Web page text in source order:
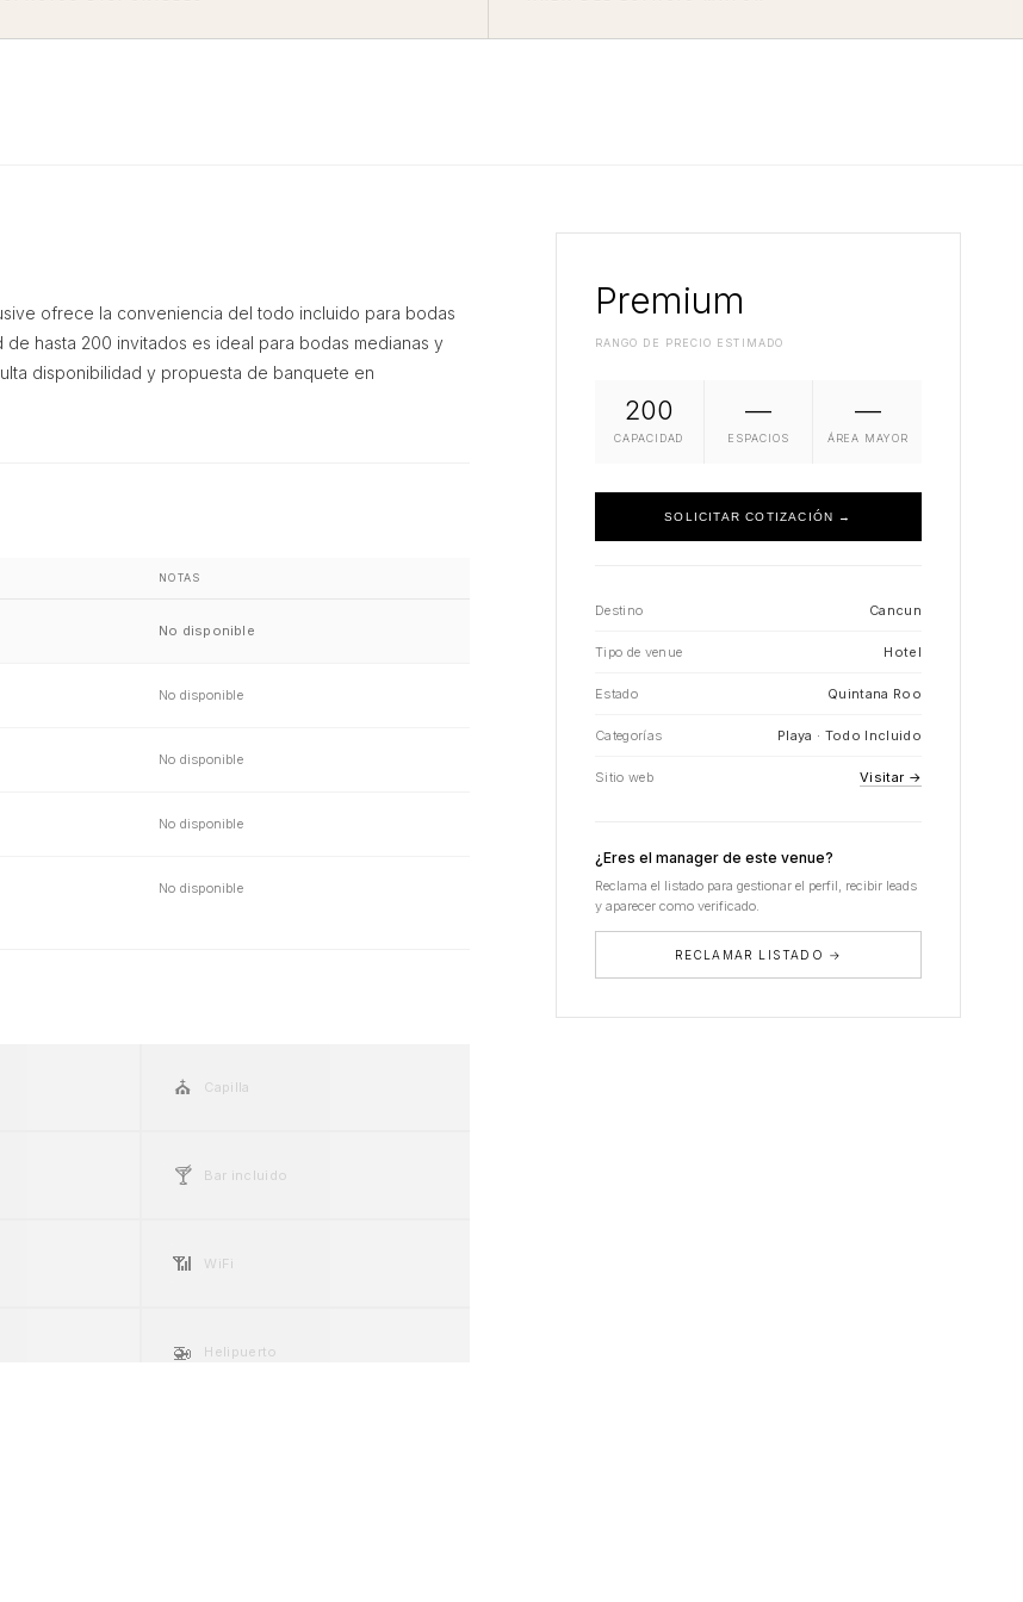
ofrece la conveniencia del todo incluido para bodas
hasta 200 invitados es ideal para bodas medianas y
disponibilidad y propuesta de banquete en
NOTAS
No disponible
No disponible
No disponible
No disponible
No disponible
⛪ Capilla
🍸 Bar incluido
📶 WiFi
🚁 Helipuerto
Premium
RANGO DE PRECIO ESTIMADO
200
CAPACIDAD
—
ESPACIOS
—
ÁREA MAYOR
SOLICITAR COTIZACIÓN →
Destino Cancun
Tipo de venue Hotel
Estado Quintana Roo
Categorías Playa · Todo Incluido
Sitio web Visitar →
¿Eres el manager de este venue?
Reclama el listado para gestionar el perfil, recibir leads
y aparecer como verificado.
RECLAMAR LISTADO →